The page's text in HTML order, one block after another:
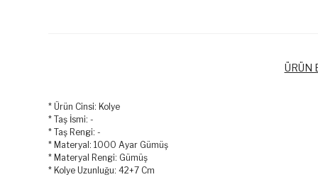
ÜRÜN
* Ürün Cinsi: Kolye
* Taş İsmi: -
* Taş Rengi: -
* Materyal: 1000 Ayar Gümüş
* Materyal Rengi: Gümüş
* Kolye Uzunluğu: 42+7 Cm